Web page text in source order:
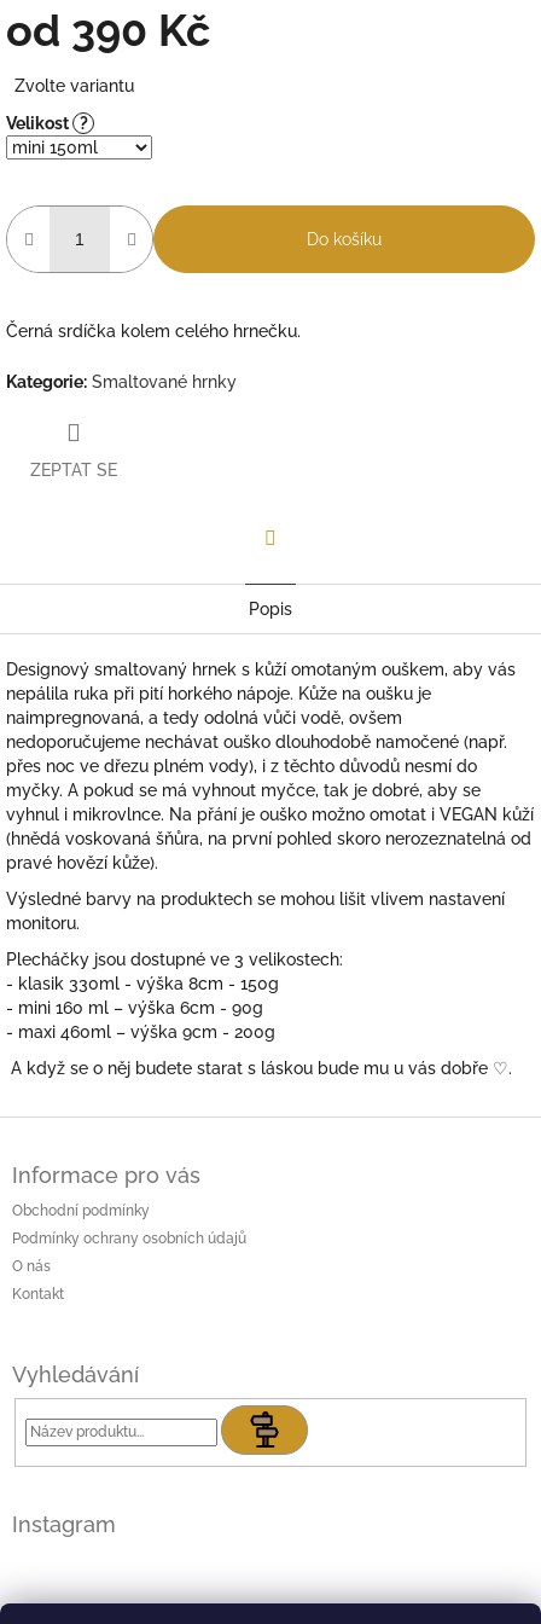
od 390 Kč
cena:
Zvolte variantu
Velikost ?
Do košíku
Černá srdíčka kolem celého hrnečku.
Kategorie: Smaltované hrnky
ZEPTAT SE
Popis
Designový smaltovaný hrnek s kůží omotaným ouškem, aby vás
nepálila ruka při pití horkého nápoje. Kůže na oušku je
naimpregnovaná, a tedy odolná vůči vodě, ovšem
nedoporučujeme nechávat ouško dlouhodobě namočené (např.
přes noc ve dřezu plném vody), i z těchto důvodů nesmí do
myčky. A pokud se má vyhnout myčce, tak je dobré, aby se
vyhnul i mikrovlnce. Na přání je ouško možno omotat i VEGAN kůží
(hnědá voskovaná šňůra, na první pohled skoro nerozeznatelná od
pravé hovězí kůže).
Výsledné barvy na produktech se mohou lišit vlivem nastavení
monitoru.
Plecháčky jsou dostupné ve 3 velikostech:
- klasik 330ml - výška 8cm - 150g
- mini 160 ml – výška 6cm - 90g
- maxi 460ml – výška 9cm - 200g
A když se o něj budete starat s láskou bude mu u vás dobře ♡.
Informace pro vás
Obchodní podmínky
Podmínky ochrany osobních údajů
O nás
Kontakt
Vyhledávání
Hledat
Instagram